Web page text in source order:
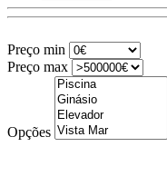
Preço min
Preço max
Opções